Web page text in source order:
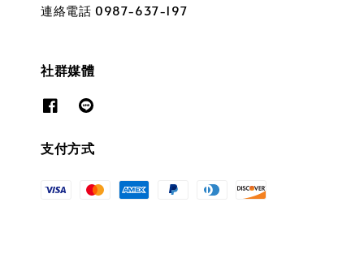
連絡電話 0987-637-197
社群媒體
支付方式